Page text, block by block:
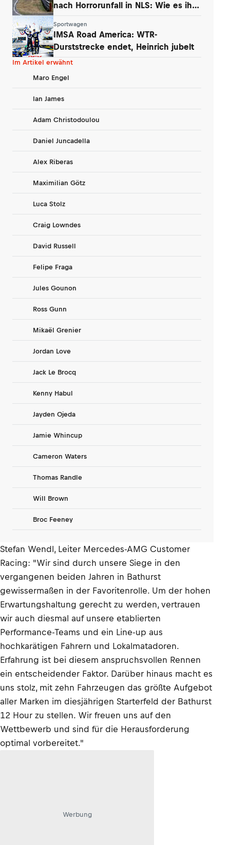
nach Horrorunfall in NLS: Wie es ihm
Sportwagen
IMSA Road America: WTR-
Durststrecke endet, Heinrich jubelt
Im Artikel erwähnt
Maro Engel
Ian James
Adam Christodoulou
Daniel Juncadella
Alex Riberas
Maximilian Götz
Luca Stolz
Craig Lowndes
David Russell
Felipe Fraga
Jules Gounon
Ross Gunn
Mikaël Grenier
Jordan Love
Jack Le Brocq
Kenny Habul
Jayden Ojeda
Jamie Whincup
Cameron Waters
Thomas Randle
Will Brown
Broc Feeney
Stefan Wendl, Leiter Mercedes-AMG Customer
Racing: "Wir sind durch unsere Siege in den
vergangenen beiden Jahren in Bathurst
gewissermaßen in der Favoritenrolle. Um der hohen
Erwartungshaltung gerecht zu werden, vertrauen
wir auch diesmal auf unsere etablierten
Performance-Teams und ein Line-up aus
hochkarätigen Fahrern und Lokalmatadoren.
Erfahrung ist bei diesem anspruchsvollen Rennen
ein entscheidender Faktor. Darüber hinaus macht es
uns stolz, mit zehn Fahrzeugen das größte Aufgebot
aller Marken im diesjährigen Starterfeld der Bathurst
12 Hour zu stellen. Wir freuen uns auf den
Wettbewerb und sind für die Herausforderung
optimal vorbereitet."
Werbung